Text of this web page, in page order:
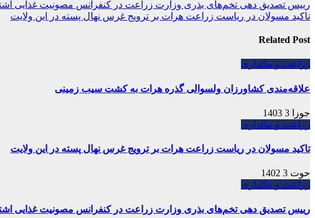
رییس تصدیق دهی تخم‌های بذری وزارت زراعت در کنفرانس مصونیت غذایی
تاکید مسولان در ریاست زراعت هرات بر ترویج غرس نهال پسته در این ولایت
Related Post
زراعت و مالداری
علاقه‌مندی کشاورزان ولسوالی گذره هرات به کشت سیب زمینی
جوزا 3 1403
زراعت و مالداری
تاکید مسولان در ریاست زراعت هرات بر ترویج غرس نهال پسته در این ولایت
حوت 3 1402
زراعت و مالداری
رییس تصدیق دهی تخم‌های بذری وزارت زراعت در کنفرانس مصونیت غذایی